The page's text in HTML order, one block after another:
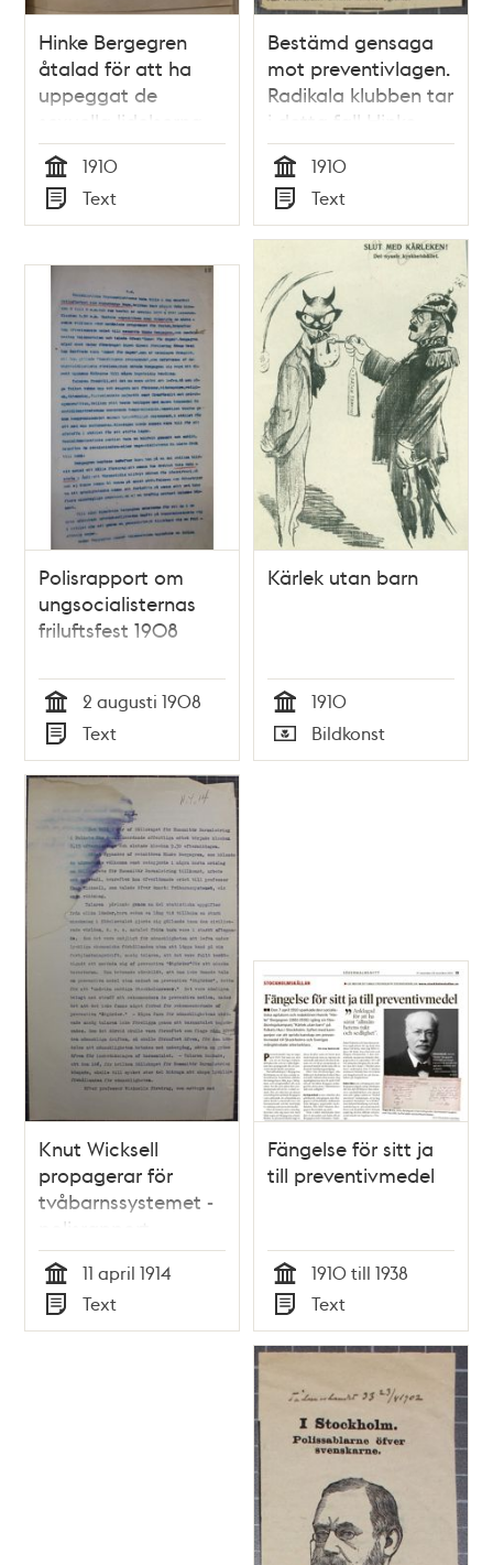
Hinke Bergegren
åtalad för att ha
uppeggat de
sexuella lidelserna -
hela
rättegångsmaterialet
1910
Tid
1910
Typ
Text
Bestämd gensaga
mot preventivlagen.
Radikala klubben tar
i detta fall Hinke
Bergegrens parti -
pressklipp
Tid
1910
Typ
Text
Polisrapport om
ungsocialisternas
friluftsfest 1908
Tid
2 augusti 1908
Typ
Text
Kärlek utan barn
Tid
1910
Typ
Bildkonst
Knut Wicksell
propagerar för
tvåbarnssystemet -
polisrapport
Tid
11 april 1914
Typ
Text
Fängelse för sitt ja
till preventivmedel
Tid
1910 till 1938
Typ
Text